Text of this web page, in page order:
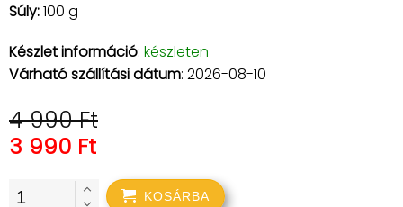
Súly:100 g
Készlet információ: készleten
Várható szállítási dátum: 2026-08-10
4 990 Ft
3 990 Ft
KOSÁRBA